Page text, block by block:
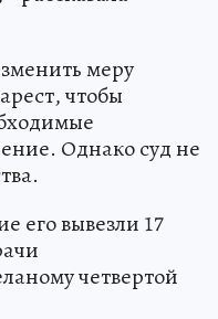
меру
чтобы
Однако суд не
его вывезли 17
четвертой